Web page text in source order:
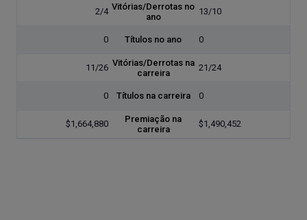
2/4 Vitórias/Derrotas no
ano
13/10
0 Títulos no ano 0
11/26 Vitórias/Derrotas na
carreira
21/24
0 Títulos na carreira 0
$1,664,880
Premiação na
carreira
$1,490,452